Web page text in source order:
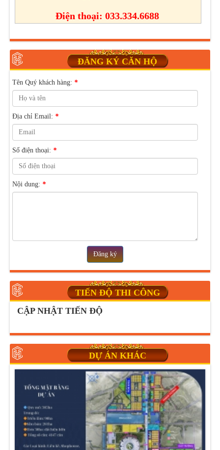
Điện thoại: 033.334.6688
ĐĂNG KÝ CĂN HỘ
Tên Quý khách hàng: *
Địa chỉ Email: *
Số điện thoại: *
Nội dung: *
Đăng ký
TIẾN ĐỘ THI CÔNG
CẬP NHẬT TIẾN ĐỘ
DỰ ÁN KHÁC